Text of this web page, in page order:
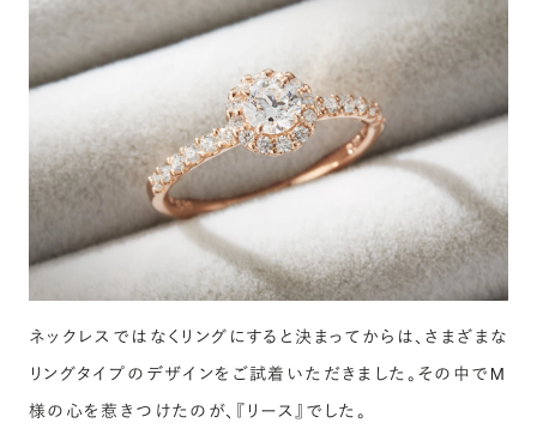
ネックレスではなくリングにすると決まってからは、さまざまな
リングタイプのデザインをご試着いただきました。その中でM
様の心を惹きつけたのが、『リース』でした。